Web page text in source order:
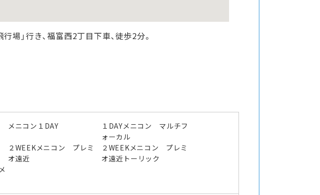
場」行き、福富西2丁目下車、徒歩2分。
メニコン１DAY
１DAYメニコン マルチフ
ォーカル
２WEEKメニコン プレミ
オ遠近
２WEEKメニコン プレミ
オ遠近トーリック